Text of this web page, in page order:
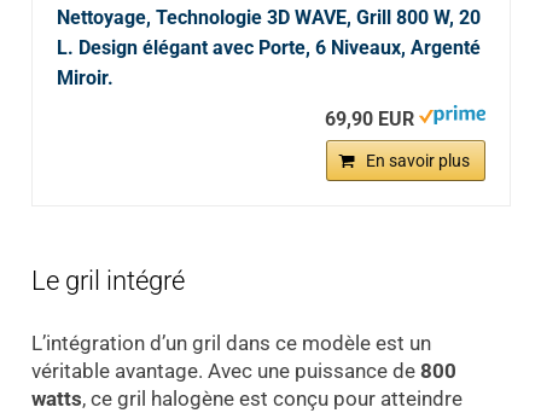
Nettoyage, Technologie 3D WAVE, Grill 800 W, 20
L. Design élégant avec Porte, 6 Niveaux, Argenté
Miroir.
69,90 EUR
En savoir plus
Le gril intégré
L’intégration d’un gril dans ce modèle est un
véritable avantage. Avec une puissance de 800
watts, ce gril halogène est conçu pour atteindre